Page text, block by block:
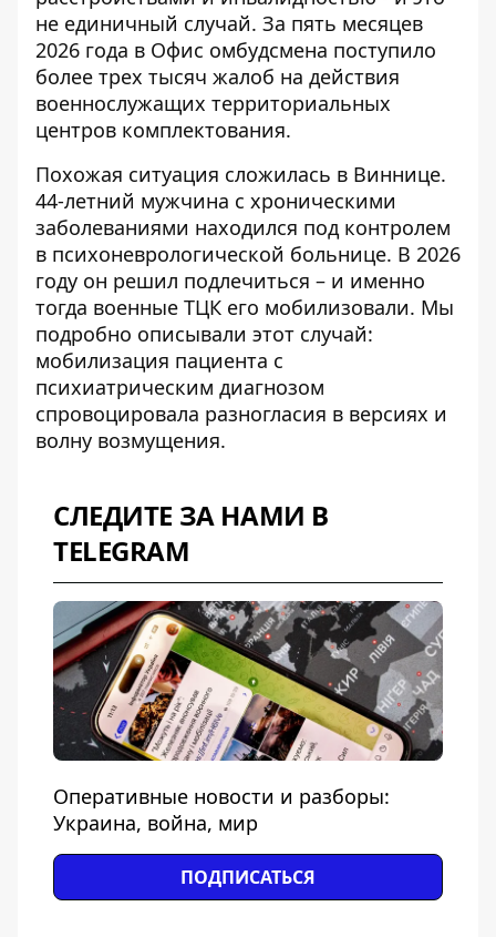
не единичный случай. За пять месяцев
2026 года в Офис омбудсмена поступило
более трех тысяч жалоб на действия
военнослужащих территориальных
центров комплектования.
Похожая ситуация сложилась в Виннице.
44-летний мужчина с хроническими
заболеваниями находился под контролем
в психоневрологической больнице. В 2026
году он решил подлечиться – и именно
тогда военные ТЦК его мобилизовали. Мы
подробно описывали этот случай:
мобилизация пациента с
психиатрическим диагнозом
спровоцировала разногласия в версиях и
волну возмущения.
СЛЕДИТЕ ЗА НАМИ В
TELEGRAM
Оперативные новости и разборы:
Украина, война, мир
ПОДПИСАТЬСЯ